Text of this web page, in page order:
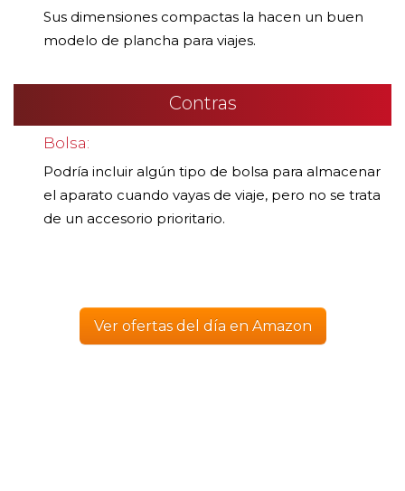
Sus dimensiones compactas la hacen un buen
modelo de plancha para viajes.
Contras
Bolsa:
Podría incluir algún tipo de bolsa para almacenar
el aparato cuando vayas de viaje, pero no se trata
de un accesorio prioritario.
Ver ofertas del día en Amazon